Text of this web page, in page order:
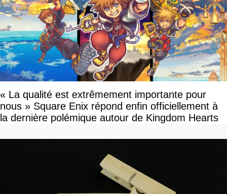
« La qualité est extrêmement importante pour
nous » Square Enix répond enfin officiellement à
la dernière polémique autour de Kingdom Hearts